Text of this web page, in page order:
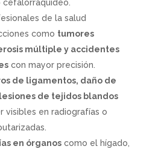
de la salud
como tumores
múltiple y accidentes
con mayor precisión.
de ligamentos, daño de
de tejidos blandos
visibles en radiografías o
en órganoscomo el hígado,